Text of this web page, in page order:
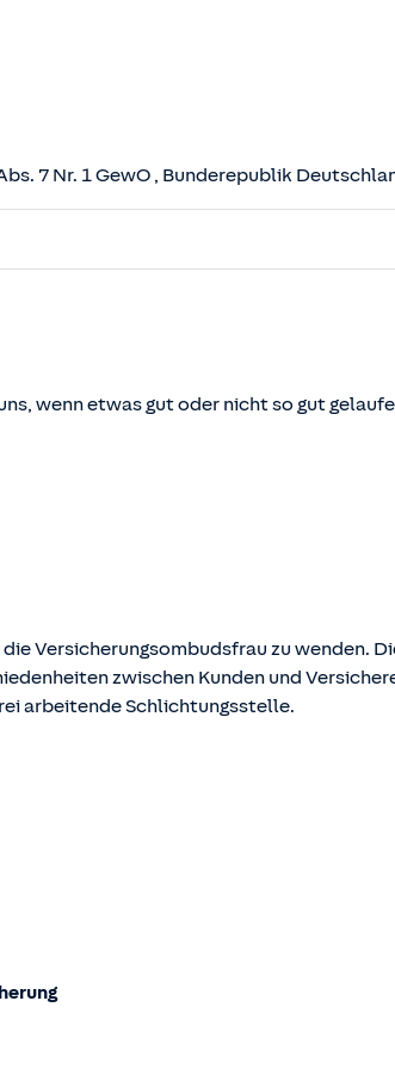
7 Nr. 1 GewO , Bunderepublik
(VVG)
-beratung (VersVermV)
wenn etwas gut oder nicht so gut
Versicherungsombudsfrau zu wenden.
zwischen Kunden und
arbeitende Schlichtungsstelle.